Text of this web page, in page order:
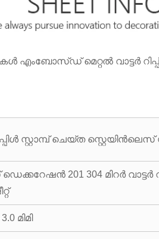
എംബോസ്ഡ് മെറ്റൽ വാട്ടർ
സ്റ്റാമ്പ് ചെയ്ത സ്റ്റെയിൻലെസ്
ഡെക്കറേഷൻ 201 304 മിറർ വാട്ടർ
മിമി